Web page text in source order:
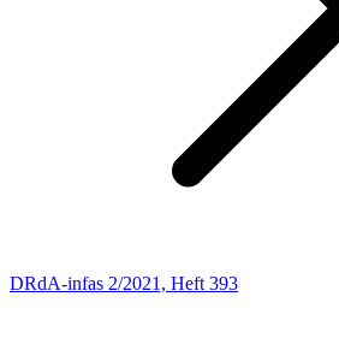
DRdA-infas 2/2021, Heft 393